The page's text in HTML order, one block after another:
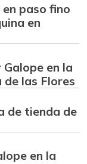
-4,00%
1.005,00
+10,20%
6.000,00
+0,23%
1.000,00
4.352,00
paso fino
en
en la
las Flores
de tienda de
en la